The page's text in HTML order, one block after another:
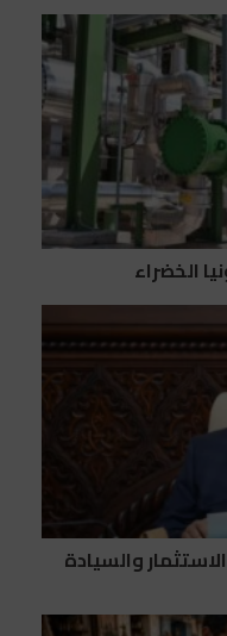
الخضراء
تضع الاستثمار والسيادة